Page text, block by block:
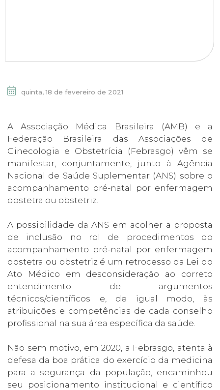
quinta, 18 de fevereiro de 2021
A Associação Médica Brasileira (AMB) e a
Federação Brasileira das Associações de
Ginecologia e Obstetrícia (Febrasgo) vêm se
manifestar, conjuntamente, junto à Agência
Nacional de Saúde Suplementar (ANS) sobre o
acompanhamento pré-natal por enfermagem
obstetra ou obstetriz.
A possibilidade da ANS em acolher a proposta
de inclusão no rol de procedimentos do
acompanhamento pré-natal por enfermagem
obstetra ou obstetriz é um retrocesso da Lei do
Ato Médico em desconsideração ao correto
entendimento de argumentos
técnicos/científicos e, de igual modo, às
atribuições e competências de cada conselho
profissional na sua área específica da saúde.
Não sem motivo, em 2020, a Febrasgo, atenta à
defesa da boa prática do exercício da medicina
para a segurança da população, encaminhou
seu posicionamento institucional e científico